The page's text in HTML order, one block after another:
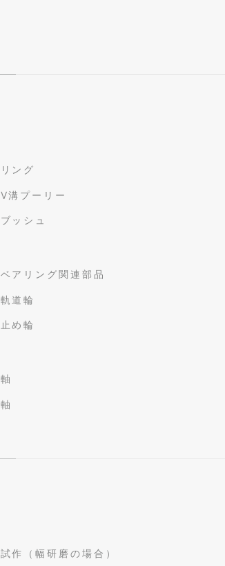
リング
V溝プーリー
ブッシュ
ベアリング関連部品
軌道輪
止め輪
軸
軸
試作（幅研磨の場合）